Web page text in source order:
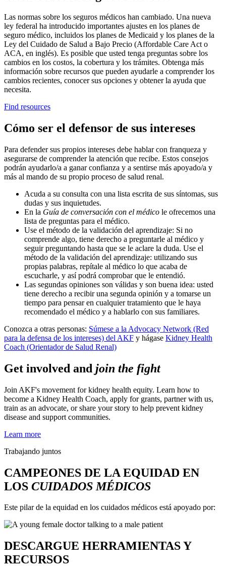
Las normas sobre los seguros médicos han cambiado. Una nueva
ley federal ha introducido importantes ajustes en los planes de
seguro médico, incluidos los planes de Medicaid y los planes de la
Ley del Cuidado de Salud a Bajo Precio (Affordable Care Act o
ACA, en inglés). Es posible que usted tenga preguntas sobre los
cambios en los costos, la cobertura y los trámites. Obtenga más
información sobre recursos que pueden ayudarle a comprender los
cambios recientes, conocer sus opciones y obtener la ayuda que
necesita.
Find resources
Cómo ser el defensor de sus intereses
Para defender sus propios intereses debe hablar con franqueza y
asegurarse de comprender la atención que recibe. Estos consejos
podrán ayudarlo/a a ganar confianza y a sentirse más apoyado/a y
más al mando de su propio proceso de salud renal.
Acuda a su consulta con una lista escrita de sus síntomas, sus
dudas y sus inquietudes.
En la Guía de conversación con el médico le ofrecemos una
lista de preguntas para el médico.
Use el método de la validación del aprendizaje: Si no
comprende algo, tiene derecho a preguntarle al médico y
seguir preguntando hasta que se le aclare la duda. Use el
método de la validación del aprendizaje: utilizando sus
propias palabras, repítale al médico lo que acaba de
escucharle, y así podrá comprobar que le entendió.
Las segundas opiniones son válidas y son buena idea: usted
tiene derecho a recibir una segunda opinión y a tomarse un
tiempo para pensar en cualquier tratamiento que le haya
recomendado el médico y a hablarlo con sus familiares.
Conozca a otras personas: Súmese a la Advocacy Network (Red
para la defensa de los intereses) del AKF y hágase Kidney Health
Coach (Orientador de Salud Renal)
Get involved and join the fight
Join AKF's movement for kidney health equity. Learn how to
become a Kidney Health Coach, apply for grants, partner with us,
train as an advocate, or share your story to help prevent kidney
disease and support communities.
Learn more
Trabajando juntos
CAMPEONES DE LA EQUIDAD EN
LOS CUIDADOS MÉDICOS
Este pilar de la equidad en los cuidados médicos está apoyado por:
DESCARGUE HERRAMIENTAS Y
RECURSOS